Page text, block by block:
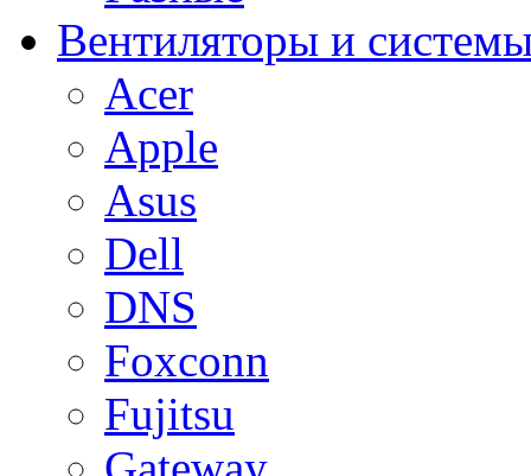
Вентиляторы и
Acer
Apple
Asus
Dell
DNS
Foxconn
Fujitsu